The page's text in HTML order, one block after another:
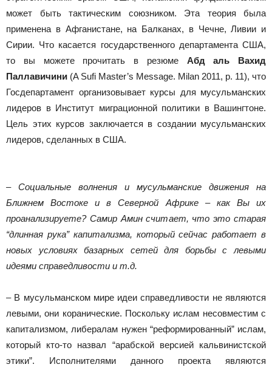
может быть тактическим союзником. Эта теория была
применена в Афганистане, на Балканах, в Чечне, Ливии и
Сирии. Что касается государственного департамента США,
то вы можете прочитать в резюме Абд аль Вахид
Паллавичини (A Sufi Master’s Message. Milan 2011, p. 11), что
Госдепартамент организовывает курсы для мусульманских
лидеров в Институт миграционной политики в Вашингтоне.
Цель этих курсов заключается в создании мусульманских
лидеров, сделанных в США.
– Социальные волнения и мусульманские движения на
Ближнем Востоке и в Северной Африке – как Вы их
проанализируете? Самир Амин считает, что это старая
“длинная рука” капитализма, который сейчас работает в
новых условиях базарных сетей для борьбы с левыми
идеями справедливости и т.д.
– В мусульманском мире идеи справедливости не являются
левыми, они коранические. Поскольку ислам несовместим с
капитализмом, либералам нужен “реформированный” ислам,
который кто-то назвал “арабской версией кальвинистской
этики”. Исполнителями данного проекта являются